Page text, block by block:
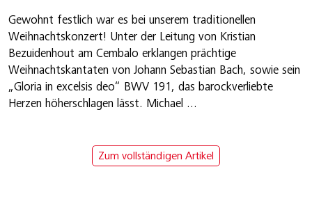
Gewohnt festlich war es bei unserem traditionellen
Weihnachtskonzert! Unter der Leitung von Kristian
Bezuidenhout am Cembalo erklangen prächtige
Weihnachtskantaten von Johann Sebastian Bach, sowie sein
„Gloria in excelsis deo“ BWV 191, das barockverliebte
Herzen höherschlagen lässt. Michael ...
Zum vollständigen Artikel